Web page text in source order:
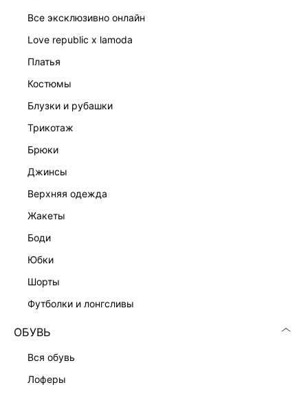
все эксклюзивно онлайн
love republic x lamoda
платья
костюмы
блузки и рубашки
трикотаж
брюки
джинсы
верхняя одежда
жакеты
боди
юбки
шорты
футболки и лонгсливы
ОБУВЬ
вся обувь
лоферы